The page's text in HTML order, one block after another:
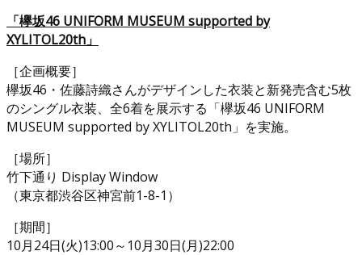
「欅坂46 UNIFORM MUSEUM supported by
XYLITOL20th」
［企画概要］
欅坂46・佐藤詩織さんがデザインした衣装と新発売含む5枚
のシングル衣装、全6着を展示する「欅坂46 UNIFORM
MUSEUM supported by XYLITOL20th」を実施。
［場所］
竹下通り Display Window
（東京都渋谷区神宮前1-8-1）
［期間］
10月24日(火)13:00～10月30日(月)22:00